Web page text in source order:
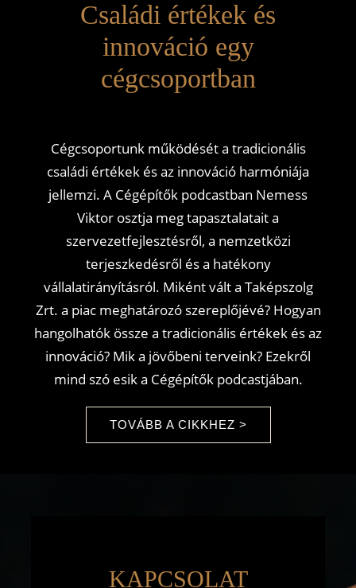
Családi értékek és
innováció egy
cégcsoportban
Cégcsoportunk működését a tradicionális
családi értékek és az innováció harmóniája
jellemzi. A Cégépítők podcastban Nemess
Viktor osztja meg tapasztalatait a
szervezetfejlesztésről, a nemzetközi
terjeszkedésről és a hatékony
vállalatirányításról. Miként vált a Taképszolg
Zrt. a piac meghatározó szereplőjévé? Hogyan
hangolhatók össze a tradicionális értékek és az
innováció? Mik a jövőbeni terveink? Ezekről
mind szó esik a Cégépítők podcastjában.
TOVÁBB A CIKKHEZ >
KAPCSOLAT